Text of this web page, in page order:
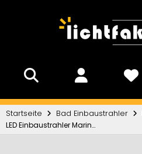
Startseite Bad Einbaustrahler
LED Einbaustrahler Marina / 230V / 5W / Loch = 60 - 68mm / ET = 32mm / IP44